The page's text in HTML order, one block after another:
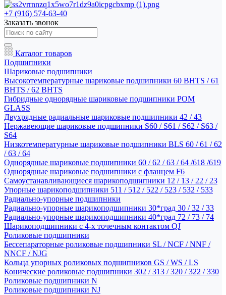
+7 (916) 574-63-40
Заказать звонок
Каталог товаров
Подшипники
Шариковые подшипники
Высокотемпературные шариковые подшипники 60 BHTS / 61
BHTS / 62 BHTS
Гибридные однорядные шариковые подшипники POM
GLASS
Двухрядные радиальные шариковые подшипники 42 / 43
Нержавеющие шариковые подшипники S60 / S61 / S62 / S63 /
S64
Низкотемпературные шариковые подшипники BLS 60 / 61 / 62
/ 63 / 64
Однорядные шариковые подшипники 60 / 62 / 63 / 64 /618 /619
Однорядные шариковые подшипники с фланцем F6
Самоустанавливающиеся шарикоподшипники 12 / 13 / 22 / 23
Упорные шарикоподшипники 511 / 512 / 522 / 523 / 532 / 533
Радиально-упорные подшипники
Радиально-упорные шарикоподшипники 30*град 30 / 32 / 33
Радиально-упорные шарикоподшипники 40*град 72 / 73 / 74
Шарикоподшипники с 4-х точечным контактом QJ
Роликовые подшипники
Бессепараторные роликовые подшипники SL / NCF / NNF /
NNCF / NJG
Кольца упорных роликовых подшипников GS / WS / LS
Конические роликовые подшипники 302 / 313 / 320 / 322 / 330
Роликовые подшипники N
Роликовые подшипники NJ